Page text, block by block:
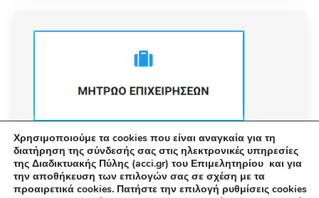
Χρησιμοποιούμε τα cookies που είναι αναγκαία για τη
διατήρηση της σύνδεσής σας στις ηλεκτρονικές υπηρεσίες
της Διαδικτυακής Πύλης (acci.gr) του Επιμελητηρίου και για
την αποθήκευση των επιλογών σας σε σχέση με τα
προαιρετικά cookies. Πατήστε την επιλογή ρυθμίσεις cookies